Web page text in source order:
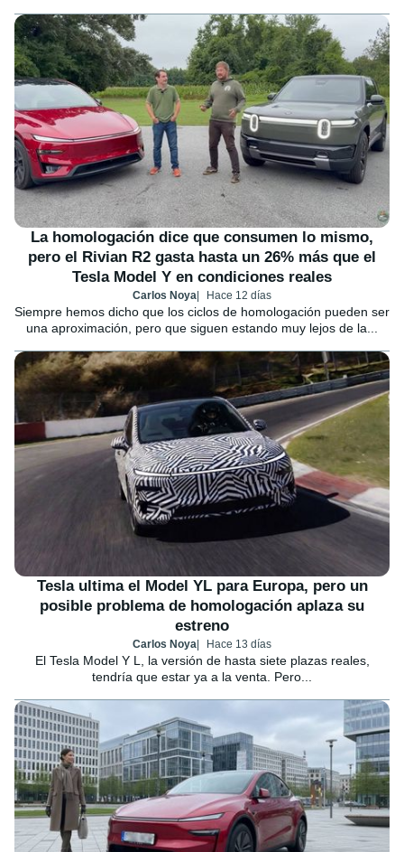
La homologación dice que consumen lo mismo,
pero el Rivian R2 gasta hasta un 26% más que el
Tesla Model Y en condiciones reales
Carlos Noya Hace 12 días
Siempre hemos dicho que los ciclos de homologación pueden ser
una aproximación, pero que siguen estando muy lejos de la...
Tesla ultima el Model YL para Europa, pero un
posible problema de homologación aplaza su
estreno
Carlos Noya Hace 13 días
El Tesla Model Y L, la versión de hasta siete plazas reales,
tendría que estar ya a la venta. Pero...